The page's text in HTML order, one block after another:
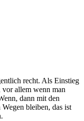
recht. Als Einstieg
allem wenn man
dann mit den
bleiben, das ist